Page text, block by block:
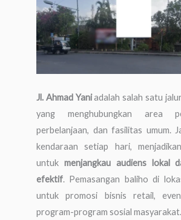
Jl. Ahmad Yaniadalah salah satu
yang menghubungkan area
perbelanjaan, dan fasilitas umum.
kendaraan setiap hari,
untuk menjangkau audiens lokal
efektif. Pemasangan baliho di
untuk promosi bisnis retail,
program-program sosial masyarakat.